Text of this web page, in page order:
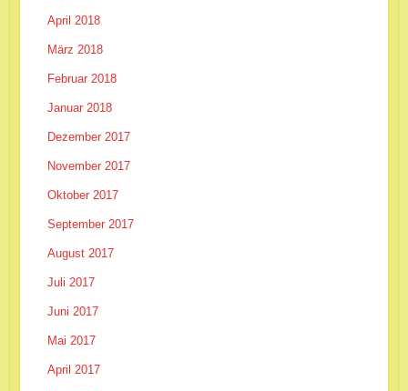
April 2018
März 2018
Februar 2018
Januar 2018
Dezember 2017
November 2017
Oktober 2017
September 2017
August 2017
Juli 2017
Juni 2017
Mai 2017
April 2017